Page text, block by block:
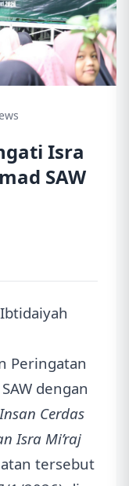
Isra
SAW
Peringatan
dengan
Cerdas
Isra Mi’raj
tersebut